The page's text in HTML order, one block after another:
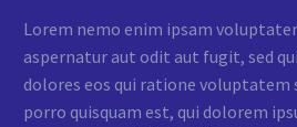
Lorem nemo enim ipsam
aspernatur aut odit aut fugit, sed
dolores eos qui ratione voluptatem
porro quisquam est, qui dolorem